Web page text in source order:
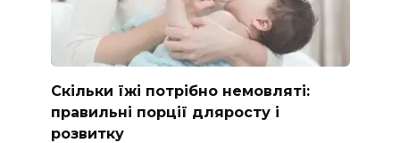
Скільки їжі потрібно немовляті:
правильні порції дляросту і
розвитку